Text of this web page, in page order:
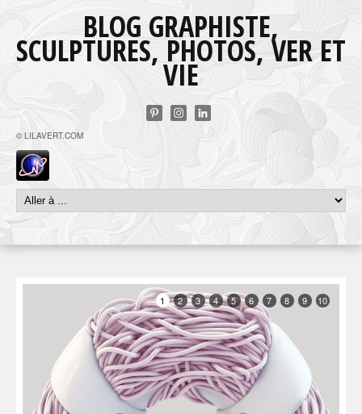
BLOG GRAPHISTE,
SCULPTURES, PHOTOS, VER ET
VIE
© LILAVERT.COM
1 2 3 4 5 6 7 8 9 10